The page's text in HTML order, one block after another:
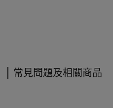
常見問題及相關商品